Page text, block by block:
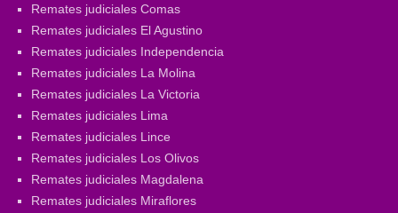
Remates judiciales Comas
Remates judiciales El Agustino
Remates judiciales Independencia
Remates judiciales La Molina
Remates judiciales La Victoria
Remates judiciales Lima
Remates judiciales Lince
Remates judiciales Los Olivos
Remates judiciales Magdalena
Remates judiciales Miraflores